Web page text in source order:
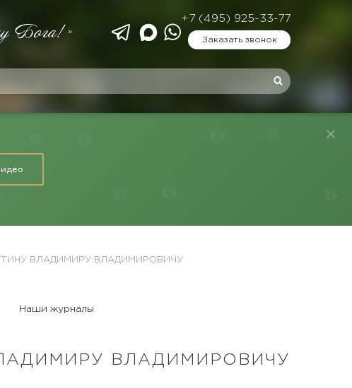
Бога!»
+7 (495) 925-33-77
Заказать звонок
ВЛАДИМИРУ ВЛАДИМИРОВИЧУ
Наши журналы
ВЛАДИМИРОВИЧУ